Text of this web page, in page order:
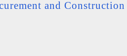
and Construction